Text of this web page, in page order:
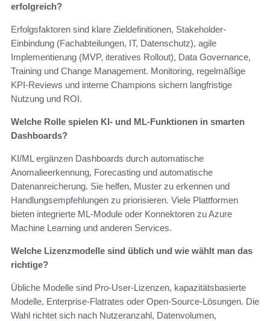
erfolgreich?
Erfolgsfaktoren sind klare Zieldefinitionen, Stakeholder-
Einbindung (Fachabteilungen, IT, Datenschutz), agile
Implementierung (MVP, iteratives Rollout), Data Governance,
Training und Change Management. Monitoring, regelmäßige
KPI-Reviews und interne Champions sichern langfristige
Nutzung und ROI.
Welche Rolle spielen KI- und ML-Funktionen in smarten
Dashboards?
KI/ML ergänzen Dashboards durch automatische
Anomalieerkennung, Forecasting und automatische
Datenanreicherung. Sie helfen, Muster zu erkennen und
Handlungsempfehlungen zu priorisieren. Viele Plattformen
bieten integrierte ML-Module oder Konnektoren zu Azure
Machine Learning und anderen Services.
Welche Lizenzmodelle sind üblich und wie wählt man das
richtige?
Übliche Modelle sind Pro-User-Lizenzen, kapazitätsbasierte
Modelle, Enterprise-Flatrates oder Open-Source-Lösungen. Die
Wahl richtet sich nach Nutzeranzahl, Datenvolumen,